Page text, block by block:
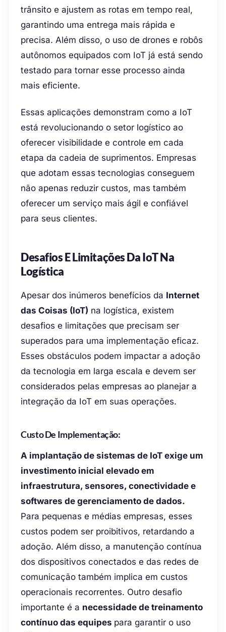
trânsito e ajustem as rotas em tempo real,
garantindo uma entrega mais rápida e
precisa. Além disso, o uso de drones e robôs
autônomos equipados com IoT já está sendo
testado para tornar esse processo ainda
mais eficiente.
Essas aplicações demonstram como a IoT
está revolucionando o setor logístico ao
oferecer visibilidade e controle em cada
etapa da cadeia de suprimentos. Empresas
que adotam essas tecnologias conseguem
não apenas reduzir custos, mas também
oferecer um serviço mais ágil e confiável
para seus clientes.
Desafios E Limitações Da IoT Na
Logística
Apesar dos inúmeros benefícios da Internet
das Coisas (IoT) na logística, existem
desafios e limitações que precisam ser
superados para uma implementação eficaz.
Esses obstáculos podem impactar a adoção
da tecnologia em larga escala e devem ser
considerados pelas empresas ao planejar a
integração da IoT em suas operações.
Custo De Implementação:
A implantação de sistemas de IoT exige um
investimento inicial elevado em
infraestrutura, sensores, conectividade e
softwares de gerenciamento de dados.
Para pequenas e médias empresas, esses
custos podem ser proibitivos, retardando a
adoção. Além disso, a manutenção contínua
dos dispositivos conectados e das redes de
comunicação também implica em custos
operacionais recorrentes. Outro desafio
importante é a necessidade de treinamento
contínuo das equipes para garantir o uso